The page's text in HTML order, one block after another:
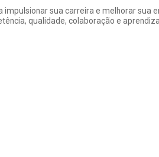
sua carreira e melhorar
qualidade, colaboração e